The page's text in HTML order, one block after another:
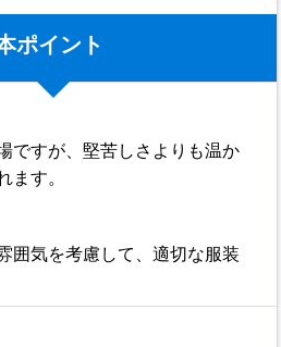
ポイント
ですが、堅苦しさよりも温か
ます。
囲気を考慮して、適切な服装